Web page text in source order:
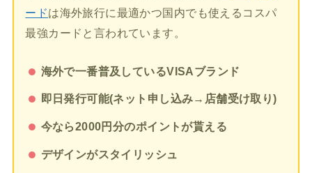
ードは海外旅行に最適かつ国内でも使えるコスパ
最強カードと言われています。
海外で一番普及しているVISAブランド
即日発行可能(ネット申し込み→店舗受け取り)
今なら2000円分のポイントが貰える
デザインがスタイリッシュ